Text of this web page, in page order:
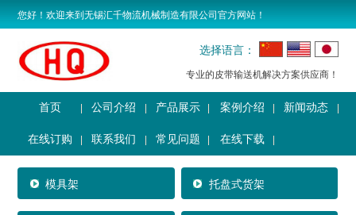
您好！欢迎来到无锡汇千物流机械制造有限公司官方网站！
选择语言：
专业的皮带输送机解决方案供应商！
首页 公司介绍 产品展示 案例介绍 新闻动态
在线订购 联系我们 常见问题 在线下载
模具架 托盘式货架